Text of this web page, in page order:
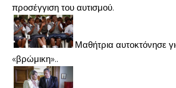
προσέγγιση του αυτισμού.
Μαθήτρια αυτοκτόνησε
«βρώμικη»..